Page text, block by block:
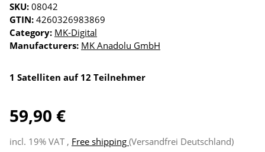
SKU: 08042
GTIN: 4260326983869
Category: MK-Digital
Manufacturers: MK Anadolu GmbH
1 Satelliten auf 12 Teilnehmer
59,90 €
incl. 19% VAT , Free shipping (Versandfrei Deutschland)